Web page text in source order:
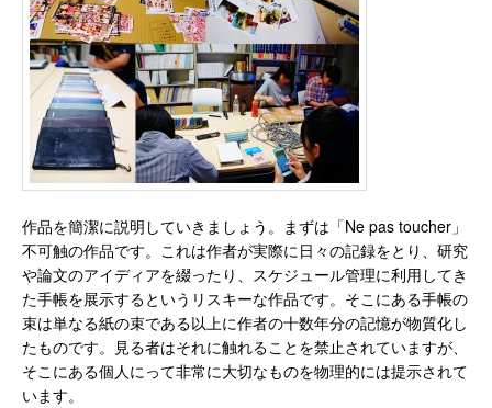
作品を簡潔に説明していきましょう。まずは「Ne pas toucher」
不可触の作品です。これは作者が実際に日々の記録をとり、研究
や論文のアイディアを綴ったり、スケジュール管理に利用してき
た手帳を展示するというリスキーな作品です。そこにある手帳の
束は単なる紙の束である以上に作者の十数年分の記憶が物質化し
たものです。見る者はそれに触れることを禁止されていますが、
そこにある個人にって非常に大切なものを物理的には提示されて
います。